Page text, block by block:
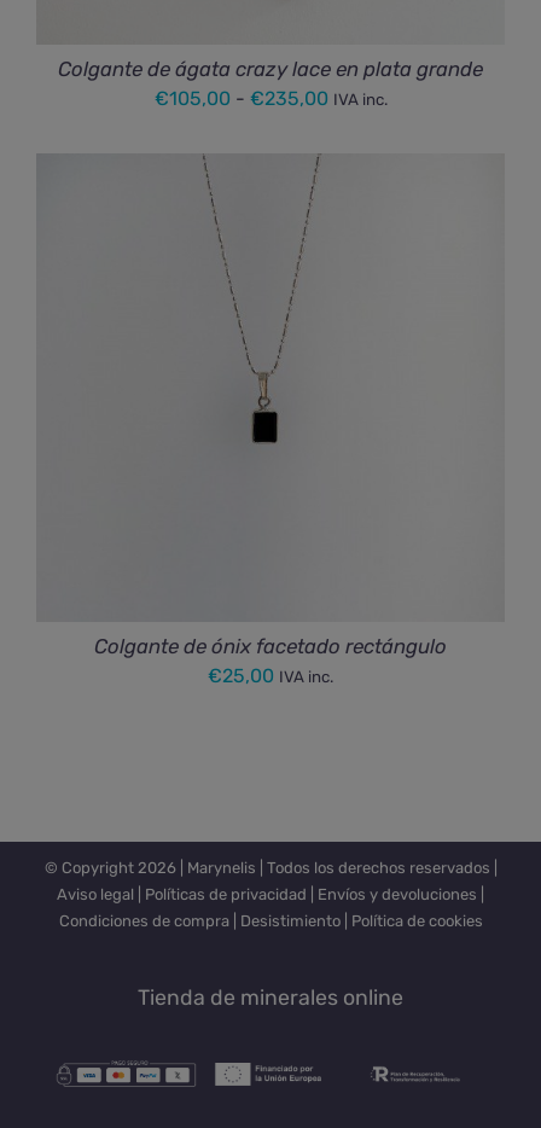
Colgante de ágata crazy lace en plata grande
€105,00 - €235,00Rango
IVA inc.
Colgante de ónix facetado rectángulo
€25,00 IVA inc.
© Copyright 2026 | Marynelis | Todos los derechos reservados |
Aviso legal
Políticas de privacidad Envíos y devoluciones
Condiciones de compra| Desistimiento| Política de cookies
Tienda de minerales online